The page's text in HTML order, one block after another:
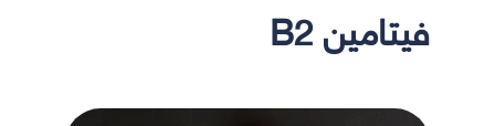
فيتامين B2